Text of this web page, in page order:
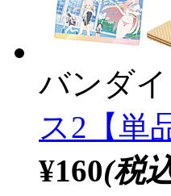
バンダイ
ス2【単
¥160(税